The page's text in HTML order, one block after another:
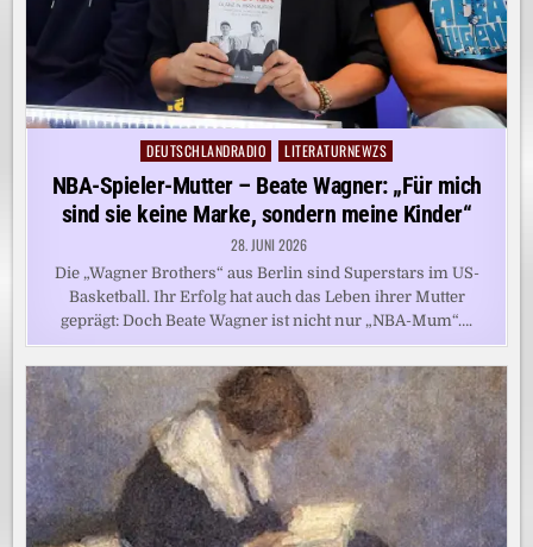
Posted
in
DEUTSCHLANDRADIO LITERATURNEWZS
NBA-Spieler-Mutter – Beate Wagner: „Für mich
sind sie keine Marke, sondern meine Kinder“
28. JUNI 2026
Die „Wagner Brothers“ aus Berlin sind Superstars im US-
Basketball. Ihr Erfolg hat auch das Leben ihrer Mutter
geprägt: Doch Beate Wagner ist nicht nur „NBA-Mum“….